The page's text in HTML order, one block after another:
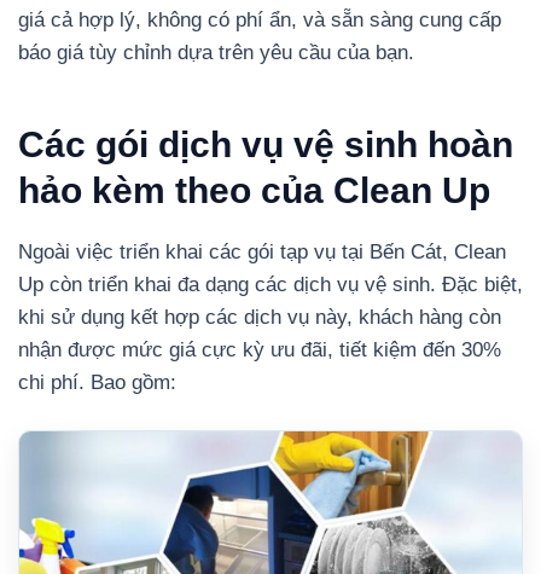
giá cả hợp lý, không có phí ẩn, và sẵn sàng cung cấp
báo giá tùy chỉnh dựa trên yêu cầu của bạn.
Các gói dịch vụ vệ sinh hoàn
hảo kèm theo của Clean Up
Ngoài việc triển khai các gói tạp vụ tại Bến Cát, Clean
Up còn triển khai đa dạng các dịch vụ vệ sinh. Đặc biệt,
khi sử dụng kết hợp các dịch vụ này, khách hàng còn
nhận được mức giá cực kỳ ưu đãi, tiết kiệm đến 30%
chi phí. Bao gồm: